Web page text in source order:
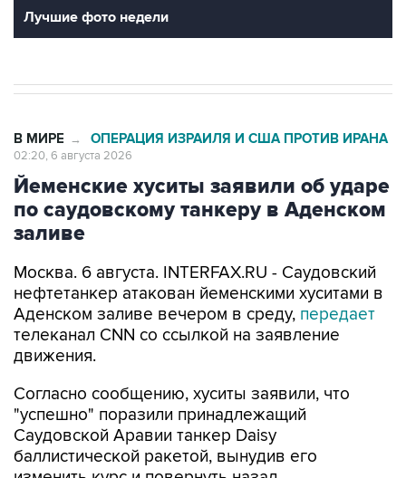
Лучшие фото недели
В МИРЕ → ОПЕРАЦИЯ ИЗРАИЛЯ И США ПРОТИВ ИРАНА
02:20, 6 августа 2026
Йеменские хуситы заявили об ударе
по саудовскому танкеру в Аденском
заливе
Москва. 6 августа. INTERFAX.RU - Саудовский
нефтетанкер атакован йеменскими хуситами в
Аденском заливе вечером в среду, передает
телеканал CNN со ссылкой на заявление
движения.
Согласно сообщению, хуситы заявили, что
"успешно" поразили принадлежащий
Саудовской Аравии танкер Daisy
баллистической ракетой, вынудив его